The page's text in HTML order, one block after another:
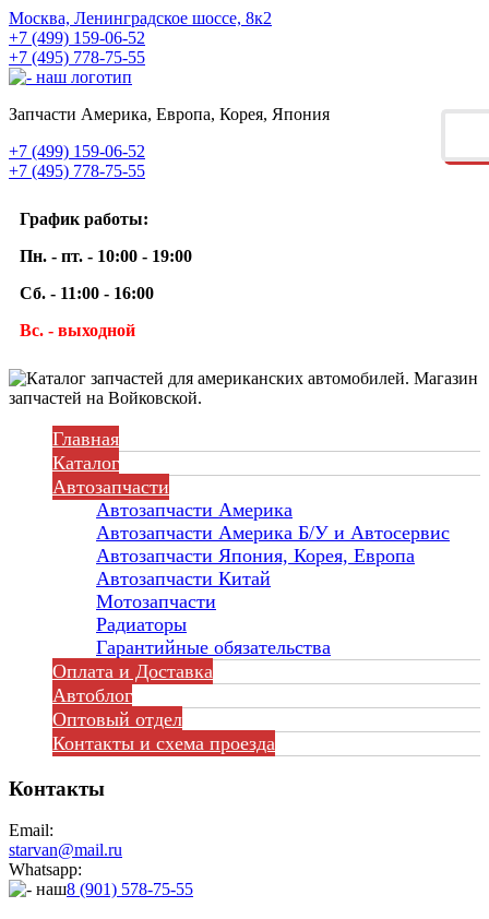
Москва, Ленинградское шоссе, 8к2
+7 (499) 159-06-52
+7 (495) 778-75-55
Запчасти Америка, Европа, Корея, Япония
+7 (499) 159-06-52
+7 (495) 778-75-55
График работы:
Пн. - пт. - 10:00 - 19:00
Сб. - 11:00 - 16:00
Вс. - выходной
Главная
Каталог
Автозапчасти
Автозапчасти Америка
Автозапчасти Америка Б/У и Автосервис
Автозапчасти Япония, Корея, Европа
Автозапчасти Китай
Мотозапчасти
Радиаторы
Гарантийные обязательства
Оплата и Доставка
Автоблог
Оптовый отдел
Контакты и схема проезда
Контакты
Email:
starvan@mail.ru
Whatsapp:
8 (901) 578-75-55